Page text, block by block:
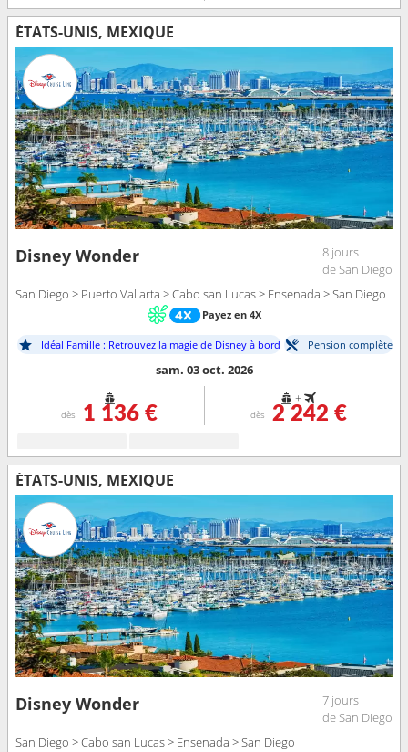
ÉTATS-UNIS, MEXIQUE
Disney Wonder
8 jours
de San Diego
San Diego > Puerto Vallarta > Cabo san Lucas > Ensenada > San Diego
Payez en 4X
Idéal Famille : Retrouvez la magie de Disney à bord Pension complète
sam. 03 oct. 2026
dès 1 136 €
+
dès 2 242 €
ÉTATS-UNIS, MEXIQUE
Disney Wonder
7 jours
de San Diego
San Diego > Cabo san Lucas > Ensenada > San Diego